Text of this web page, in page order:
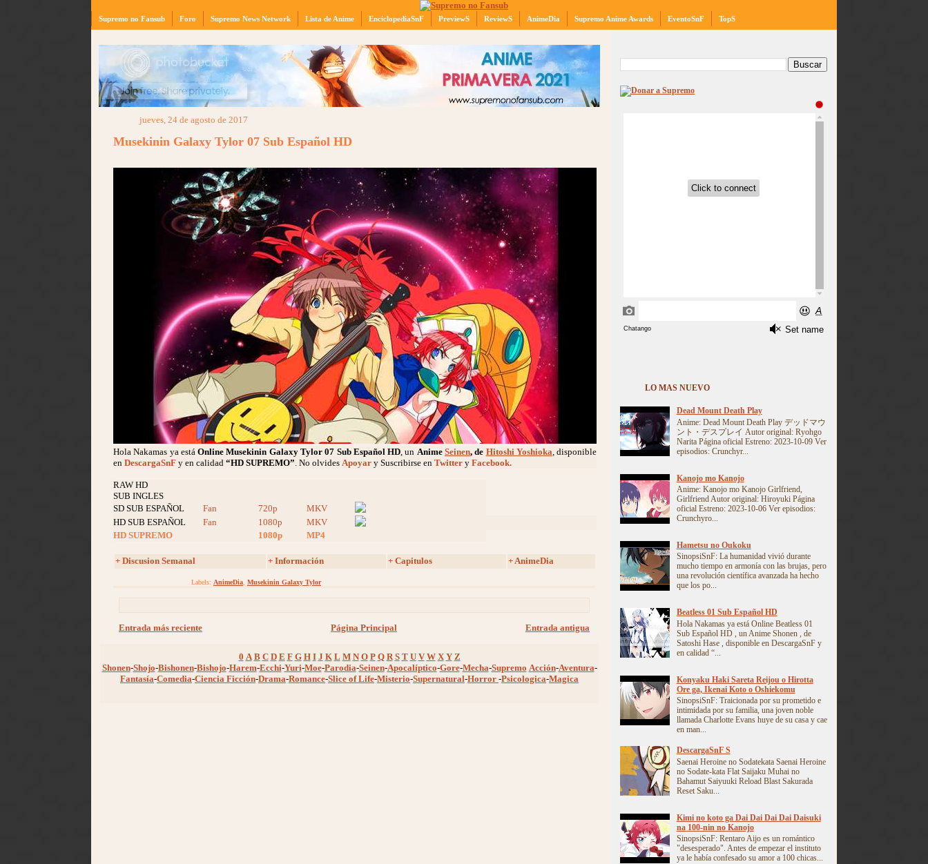
Supremo no Fansub Foro Supremo News Network Lista de Anime EnciclopediaSnF PreviewS ReviewS AnimeDia Supremo Anime Awards EventoSnF TopS
jueves, 24 de agosto de 2017
Musekinin Galaxy Tylor 07 Sub Español HD
Hola Nakamas ya estáOnline Musekinin Galaxy Tylor07 Sub Español HD , un Anime Seinen, de Hitoshi Yoshioka , disponible
en DescargaSnF y en calidad “HD SUPREMO” . No olvides Apoyar y Suscribirse en Twitter y Facebook.
RAW HD
SUB INGLES
SD SUB ESPAÑOL
Fan 720p
MKV
HD SUB ESPAÑOL
Fan 1080p
MKV
HD SUPREMO
1080p MP4
+ Discusion Semanal + Información + Capitulos + AnimeDia
Labels: AnimeDia Musekinin Galaxy Tylor
Entrada más reciente Entrada antigua
Página Principal
0 A B C D E F G H I J K L M N O P Q R S T U V W X Y Z
Shonen-Shojo-Bishonen-Bishojo-Harem-Ecchi-Yuri-Moe-Parodia-Seinen-Apocalíptico-Gore-Mecha-Supremo Acción-Aventura-
Fantasía-Comedia-Ciencia Ficción-Drama-Romance-Slice of Life-Misterio-Supernatural-Horror -Psicologica-Magica
LO MAS NUEVO
Dead Mount Death Play
Anime: Dead Mount Death Play デッドマウ
ント・デスプレイ Autor original: Ryohgo
Narita Página oficial Estreno: 2023-10-09 Ver
episodios: Crunchyr...
Kanojo mo Kanojo
Anime: Kanojo mo Kanojo Girlfriend,
Girlfriend Autor original: Hiroyuki Página
oficial Estreno: 2023-10-06 Ver episodios:
Crunchyro...
Hametsu no Oukoku
SinopsiSnF: La humanidad vivió durante
mucho tiempo en armonía con las brujas, pero
una revolución científica avanzada ha hecho
que los po...
Beatless 01 Sub Español HD
Hola Nakamas ya está Online Beatless 01
Sub Español HD , un Anime Shonen , de
Satoshi Hase , disponible en DescargaSnF y
en calidad “...
Konyaku Haki Sareta Reijou o Hirotta
Ore ga, Ikenai Koto o Oshiekomu
SinopsiSnF: Traicionada por su prometido e
intimidada por su familia, una joven noble
llamada Charlotte Evans huye de su casa y cae
en man...
DescargaSnF S
Saenai Heroine no Sodatekata Saenai Heroine
no Sodate-kata Flat Saijaku Muhai no
Bahamut Saiyuuki Reload Blast Sakurada
Reset Saku...
Kimi no koto ga Dai Dai Dai Dai Daisuki
na 100-nin no Kanojo
SinopsiSnF: Rentaro Aijo es un romántico
"desesperado". Antes de empezar el instituto
ya le había confesado su amor a 100 chicas...